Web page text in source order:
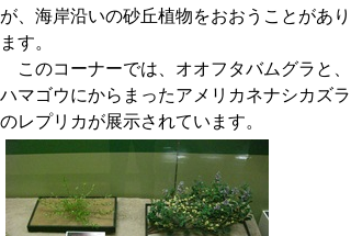
が、海岸沿いの砂丘植物をおおうことがあり
ます。
このコーナーでは、オオフタバムグラと、
ハマゴウにからまったアメリカネナシカズラ
のレプリカが展示されています。